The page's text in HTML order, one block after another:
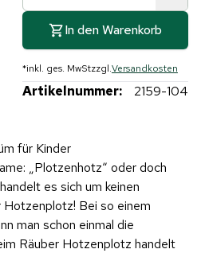
In den Warenkorb
*inkl. ges. MwStzzgl.Versandkosten
Artikelnummer: 2159-104
für Kinder
„Plotzenhotz“ oder doch
es sich um keinen
Hotzenplotz! Bei so einem
man schon einmal die
Räuber Hotzenplotz handelt